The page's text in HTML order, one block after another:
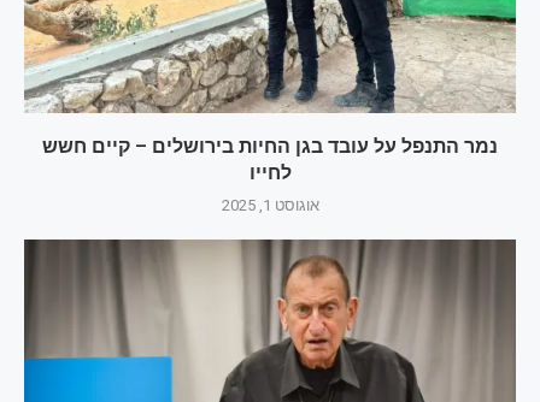
נמר התנפל על עובד בגן החיות בירושלים – קיים חשש
לחייו
אוגוסט 1, 2025